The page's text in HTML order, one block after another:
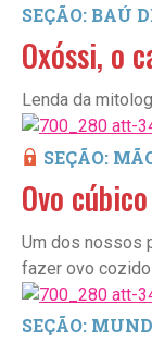
SEÇÃO: BAÚ
Oxóssi, o
Lenda da
SEÇÃO:
Ovo cúbico
Um dos nossos
fazer ovo
SEÇÃO: